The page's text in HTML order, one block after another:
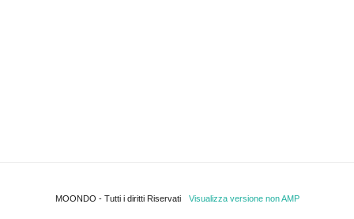
MOONDO - Tutti i diritti Riservati Visualizza versione non AMP